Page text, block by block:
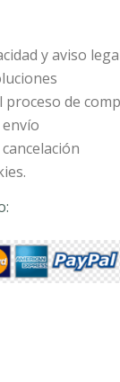
y aviso
proceso de